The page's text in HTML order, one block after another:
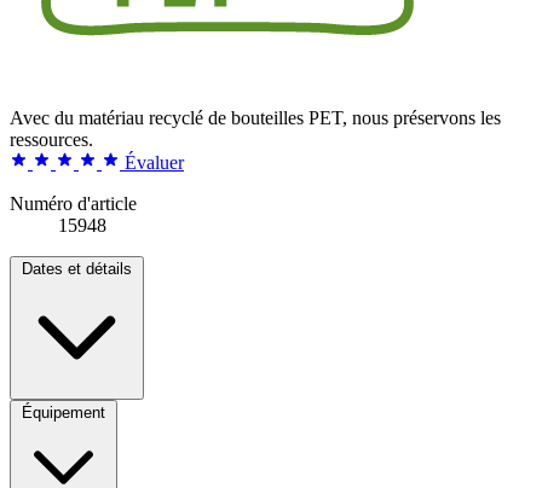
Avec du matériau recyclé de bouteilles PET, nous préservons les
ressources.
Évaluer
Numéro d'article
15948
Dates et détails
Équipement